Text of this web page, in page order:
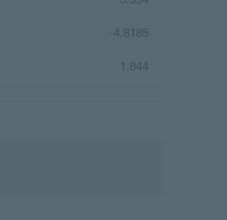
-4.8185
1.844